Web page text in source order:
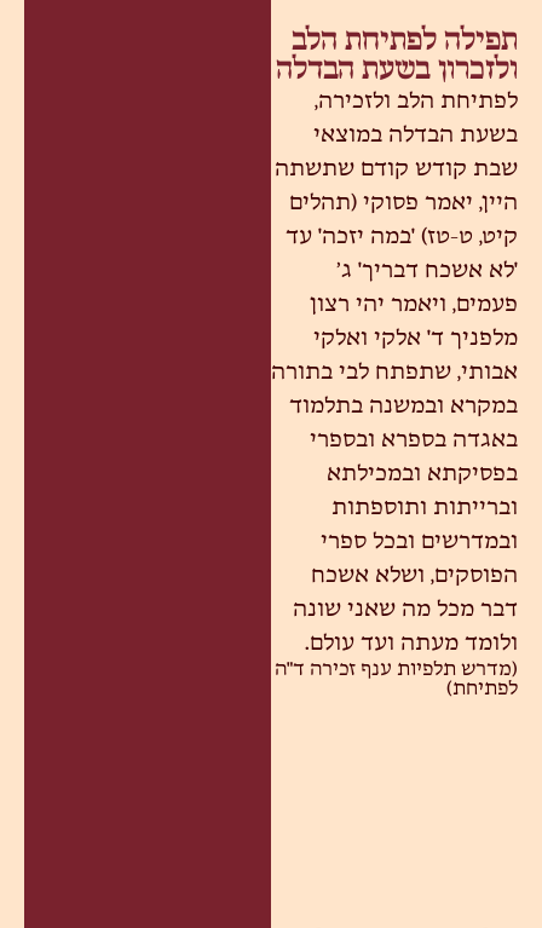
תפילה לפתיחת הלב
ולזכרון בשעת הבדלה
לפתיחת הלב ולזכירה,
בשעת הבדלה במוצאי
שבת קודש קודם שתשתה
היין, יאמר פסוקי (תהלים
קיט, ט-טז) 'במה יזכה' עד
'לא אשכח דבריך' ג’
פעמים, ויאמר יהי רצון
מלפניך ד' אלקי ואלקי
אבותי, שתפתח לבי בתורה
במקרא ובמשנה בתלמוד
באגדה בספרא ובספרי
בפסיקתא ובמכילתא
וברייתות ותוספתות
ובמדרשים ובכל ספרי
הפוסקים, ושלא אשכח
דבר מכל מה שאני שונה
ולומד מעתה ועד עולם.
(מדרש תלפיות ענף זכירה ד"ה
לפתיחת)